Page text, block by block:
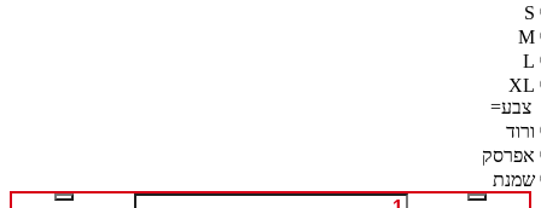
S
M
L
XL
צבע=
ורוד
אפרסק
שמנת